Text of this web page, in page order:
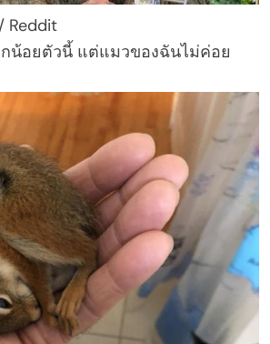
Reddit
กน้อยตัวนี้ แต่แมวของฉันไม่ค่อย